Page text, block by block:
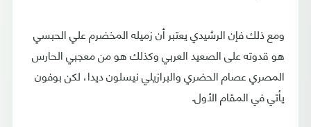
ومع ذلك فإن الرشيدي يعتبر أن زميله المخضرم علي الحبسي
هو قدوته على الصعيد العربي وكذلك هو من معجبي الحارس
المصري عصام الحضري والبرازيلي نيسلون ديدا، لكن بوفون
يأتي في المقام الأول.